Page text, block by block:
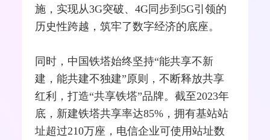
施，实现从3G突破、4G 同步到5G引领的
历史性跨越，筑牢了数字经济的底座。
同时，中国铁塔始终坚持“能共享不新
建，能共建不独建”原则，不断释放共享
红利，打造“共享铁塔”品牌。截至2023年
底，新建铁塔共享率达85%，拥有基站站
址超过210万座，电信企业可使用站址数